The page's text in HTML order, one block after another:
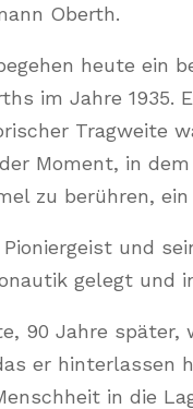
Oberth.
heute ein
im Jahre 1935.
Tragweite
Moment, in
zu berühren,
Pioniergeist und
gelegt und
90 Jahre später,
er hinterlassen
in die